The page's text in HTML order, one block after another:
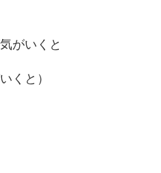
がいくと
くと）